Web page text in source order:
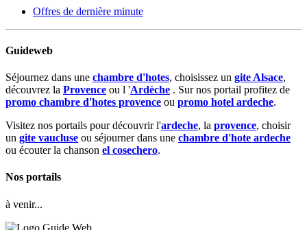
Offres de dernière minute
Guideweb
Séjournez dans une chambre d'hotes, choisissez un gite Alsace,
découvrez la Provence ou l 'Ardèche . Sur nos portail profitez de
promo chambre d'hotes provence ou promo hotel ardeche.
Visitez nos portails pour découvrir l'ardeche, la provence, choisir
un gite vaucluse ou séjourner dans une chambre d'hote ardeche
ou écouter la chanson el cosechero.
Nos portails
à venir...